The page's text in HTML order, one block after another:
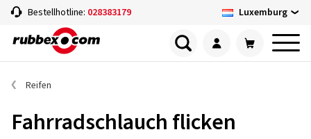
Bestellhotline: 028383179 Luxemburg
Reifen
Fahrradschlauch flicken